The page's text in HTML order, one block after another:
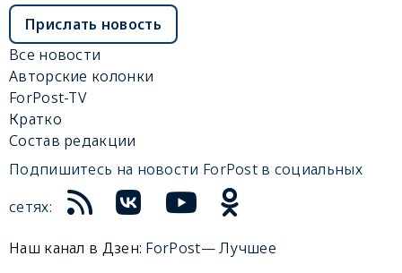
Прислать новость
Все новости
Авторские колонки
ForPost-TV
Кратко
Состав редакции
Подпишитесь на новости ForPost в социальных
сетях:
Наш канал в Дзен: ForPost— Лучшее